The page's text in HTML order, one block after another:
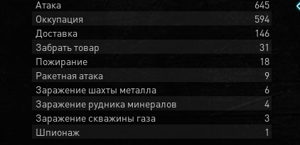
Атака
645
Оккупация
594
Доставка
146
Забрать товар
31
Пожирание
18
Ракетная атака
9
Заражение шахты металла
6
Заражение рудника минералов
4
Заражение скважины газа
3
Шпионаж
1